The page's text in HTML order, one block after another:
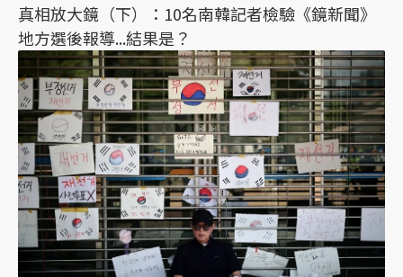
真相放大鏡（下）：10名南韓記者檢驗《鏡新聞》
地方選後報導...結果是？